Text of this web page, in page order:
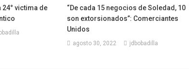
victima de
“De cada 15 negocios de Soledad, 10
son extorsionados”: Comerciantes
Unidos
agosto 30, 2022 jdbobadilla